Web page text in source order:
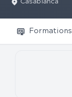
Casablanca
Formations